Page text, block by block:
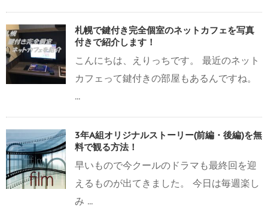
札幌で鍵付き完全個室のネットカフェを写真
付きで紹介します！
こんにちは、えりっちです。 最近のネット
カフェって鍵付きの部屋もあるんですね。
...
3年A組オリジナルストーリー(前編・後編)を無
料で観る方法！
早いもので今クールのドラマも最終回を迎
えるものが出てきました。 今日は毎週楽し
み ...